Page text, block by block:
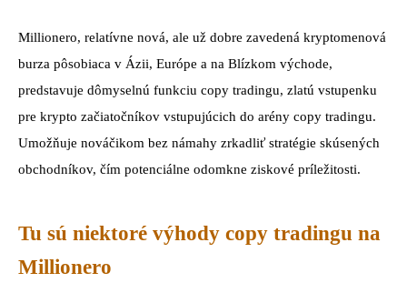
Millionero, relatívne nová, ale už dobre zavedená kryptomenová
burza pôsobiaca v Ázii, Európe a na Blízkom východe,
predstavuje dômyselnú funkciu copy tradingu, zlatú vstupenku
pre krypto začiatočníkov vstupujúcich do arény copy tradingu.
Umožňuje nováčikom bez námahy zrkadliť stratégie skúsených
obchodníkov, čím potenciálne odomkne ziskové príležitosti.
Tu sú niektoré výhody copy tradingu na
Millionero